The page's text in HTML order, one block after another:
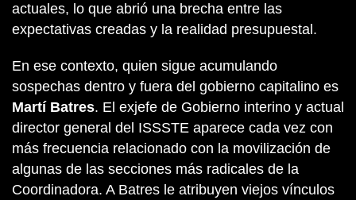
actuales, lo que abrió una brecha entre las
expectativas creadas y la realidad presupuestal.
En ese contexto, quien sigue acumulando
sospechas dentro y fuera del gobierno capitalino es
Martí Batres. El exjefe de Gobierno interino y actual
director general del ISSSTE aparece cada vez con
más frecuencia relacionado con la movilización de
algunas de las secciones más radicales de la
Coordinadora. A Batres le atribuyen viejos vínculos